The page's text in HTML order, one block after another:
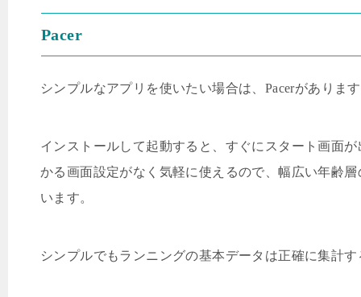
Pacer
シンプルなアプリを使いたい場合は、 Pacerがありま
インストールして起動すると、すぐにスタート画面
かる画面設定がなく気軽に使えるので、幅広い年齢
います。
シンプルでもランニングの基本データは正確に集計